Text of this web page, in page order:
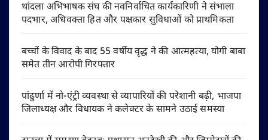
थांदला अभिभाषक संघ की नवनिर्वाचित कार्यकारिणी ने संभाला
पदभार, अधिवक्ता हित और पक्षकार सुविधाओं को प्राथमिकता
बच्चों के विवाद के बाद 55 वर्षीय वृद्ध ने की आत्महत्या, योगी बाबा
समेत तीन आरोपी गिरफ्तार
पांढुर्णा में नो-एंट्री व्यवस्था से व्यापारियों की परेशानी बढ़ी, भाजपा
जिलाध्यक्ष और विधायक ने कलेक्टर के सामने उठाई समस्या